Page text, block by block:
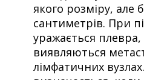
якого розміру, але
сантиметрів. При
уражається плевра,
виявляються
лімфатичних